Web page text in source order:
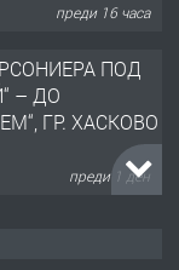
преди 16 часа
ПОД
– ДО
ГР. ХАСКОВО
преди 1 ден